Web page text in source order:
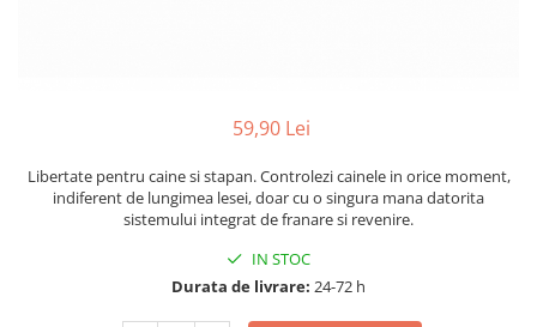
59,90 Lei
Libertate pentru caine si stapan. Controlezi cainele in orice moment,
indiferent de lungimea lesei, doar cu o singura mana datorita
sistemului integrat de franare si revenire.
IN STOC
Durata de livrare: 24-72 h